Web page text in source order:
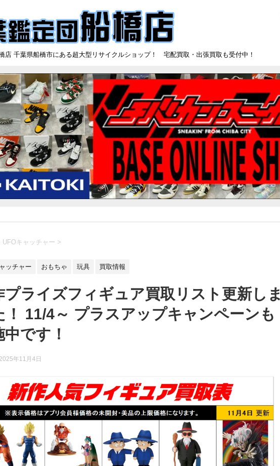
店 千葉県船橋市にある超大型リサイクルショップ！ 宅配買取・出張買取も受付中！
UFOキャッチャー >
ッチャー おもちゃ 玩具 買取情報
プライズフィギュア買取リスト更新しま
！ 11/4～ プラスアップキャンペーンも
中です！
年11月4日